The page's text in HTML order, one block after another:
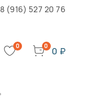
8 (916) 527 20 76
0 0 0 ₽